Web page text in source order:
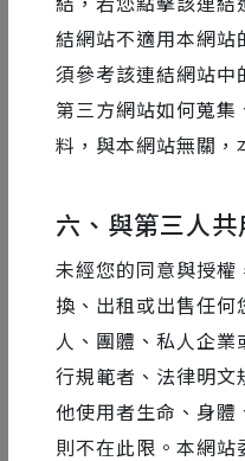
結網站不適用本網站
須參考該連結網站中
第三方網站如何蒐集
料，與本網站無關，
六、與第三人
未經您的同意與授權
換、出租或出售任何
人、團體、私人企
行規範者、法律明文
他使用者生命、身體
則不在此限。本網站
本企劃收錄於《台味
網站上，由全台灣各
的在地珍珠奶茶，並
提供給喜愛珍奶的旅
品嘗各地不同風味與